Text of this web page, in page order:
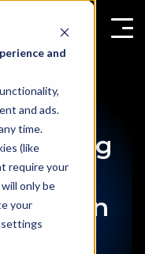
and
and ads.
time.
(like
require your
only be
your
settings